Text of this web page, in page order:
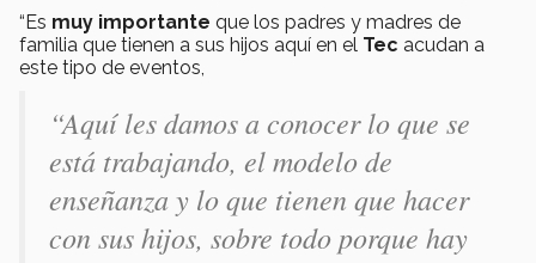
“Es muy importante que los padres y madres de
familia que tienen a sus hijos aquí en el Tec acudan a
este tipo de eventos,
“Aquí les damos a conocer lo que se
está trabajando, el modelo de
enseñanza y lo que tienen que hacer
con sus hijos, sobre todo porque hay